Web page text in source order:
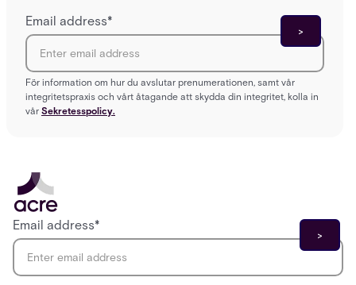
Email address*
För information om hur du avslutar prenumerationen, samt vår
integritetspraxis och vårt åtagande att skydda din integritet, kolla in
vår Sekretesspolicy.
Email address*